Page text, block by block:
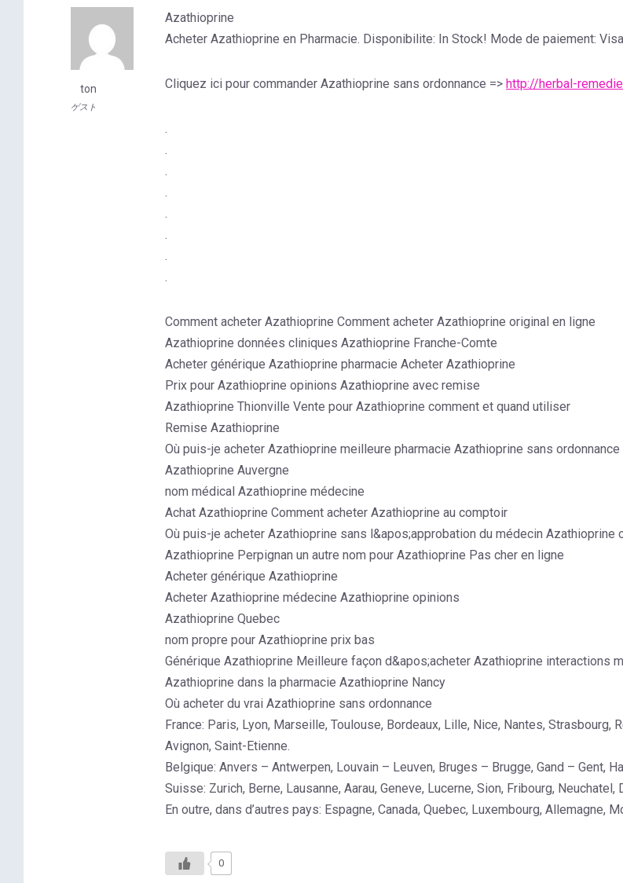
ton
ゲスト
Azathioprine
Acheter Azathioprine en Pharmacie. Disponibilite: In Stock! Mode de paiement:
Cliquez ici pour commander Azathioprine sans ordonnance => http://herbal-
.
.
.
.
.
.
.
.
Comment acheter Azathioprine Comment acheter Azathioprine original en ligne
Azathioprine données cliniques Azathioprine Franche-Comte
Acheter générique Azathioprine pharmacie Acheter Azathioprine
Prix pour Azathioprine opinions Azathioprine avec remise
Azathioprine Thionville Vente pour Azathioprine comment et quand utiliser
Remise Azathioprine
Où puis-je acheter Azathioprine meilleure pharmacie Azathioprine sans ordonnance
Azathioprine Auvergne
nom médical Azathioprine médecine
Achat Azathioprine Comment acheter Azathioprine au comptoir
Où puis-je acheter Azathioprine sans l&apos;approbation du médecin Azathioprine
Azathioprine Perpignan un autre nom pour Azathioprine Pas cher en ligne
Acheter générique Azathioprine
Acheter Azathioprine médecine Azathioprine opinions
Azathioprine Quebec
nom propre pour Azathioprine prix bas
Générique Azathioprine Meilleure façon d&apos;acheter Azathioprine interactions
Azathioprine dans la pharmacie Azathioprine Nancy
Où acheter du vrai Azathioprine sans ordonnance
France: Paris, Lyon, Marseille, Toulouse, Bordeaux, Lille, Nice, Nantes, Strasbourg,
Avignon, Saint-Etienne.
Belgique: Anvers – Antwerpen, Louvain – Leuven, Bruges – Brugge, Gand – Gent,
Suisse: Zurich, Berne, Lausanne, Aarau, Geneve, Lucerne, Sion, Fribourg, Neuchatel,
En outre, dans d’autres pays: Espagne, Canada, Quebec, Luxembourg, Allemagne,
0